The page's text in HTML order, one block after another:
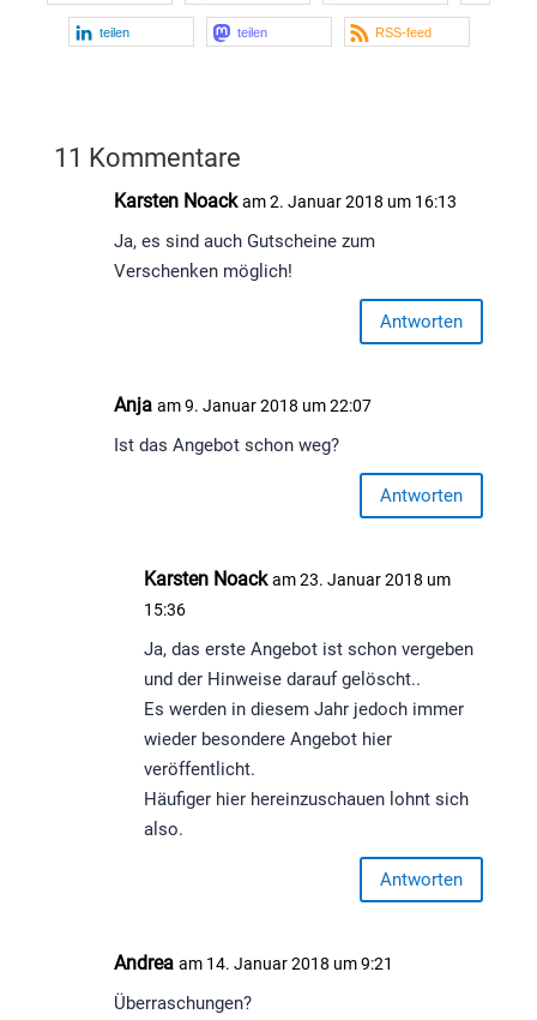
teilen teilen RSS-feed
11 Kommentare
Karsten Noack am 2. Januar 2018 um 16:13
Ja, es sind auch Gutscheine zum
Verschenken möglich!
Antworten
Anja am 9. Januar 2018 um 22:07
Ist das Angebot schon weg?
Antworten
Karsten Noack am 23. Januar 2018 um
15:36
Ja, das erste Angebot ist schon vergeben
und der Hinweise darauf gelöscht..
Es werden in diesem Jahr jedoch immer
wieder besondere Angebot hier
veröffentlicht.
Häufiger hier hereinzuschauen lohnt sich
also.
Antworten
Andrea am 14. Januar 2018 um 9:21
Überraschungen?